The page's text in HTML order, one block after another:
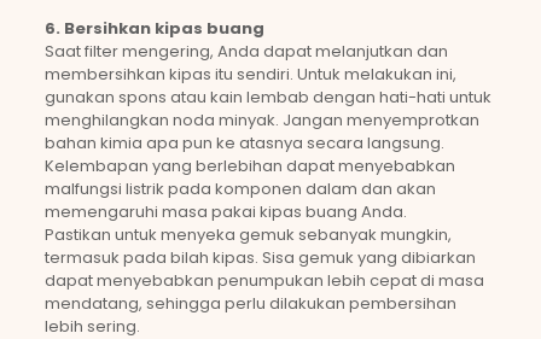
6. Bersihkan kipas buang
Saat filter mengering, Anda dapat melanjutkan dan
membersihkan kipas itu sendiri. Untuk melakukan ini,
gunakan spons atau kain lembab dengan hati-hati untuk
menghilangkan noda minyak. Jangan menyemprotkan
bahan kimia apa pun ke atasnya secara langsung.
Kelembapan yang berlebihan dapat menyebabkan
malfungsi listrik pada komponen dalam dan akan
memengaruhi masa pakai kipas buang Anda.
Pastikan untuk menyeka gemuk sebanyak mungkin,
termasuk pada bilah kipas. Sisa gemuk yang dibiarkan
dapat menyebabkan penumpukan lebih cepat di masa
mendatang, sehingga perlu dilakukan pembersihan
lebih sering.